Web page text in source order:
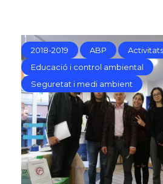
2018-2019 ABP
Activitats
Educació i control ambiental
Seguretat i medi ambient